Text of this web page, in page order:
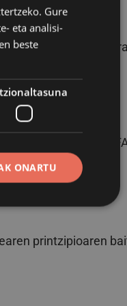
hezkuntza-
2.750,00€.
40.845,00€.
printzipioaren
Gure
eta analisi-
beste
ONARTU